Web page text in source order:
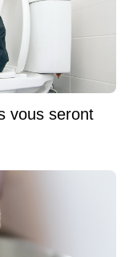
vous seront